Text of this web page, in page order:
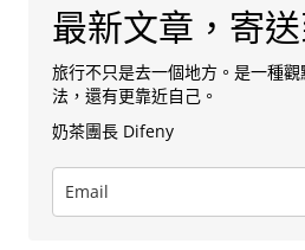
最新文章，寄
旅行不只是去一個地方。是一種
法，還有更靠近自己。
奶茶團長 Difeny